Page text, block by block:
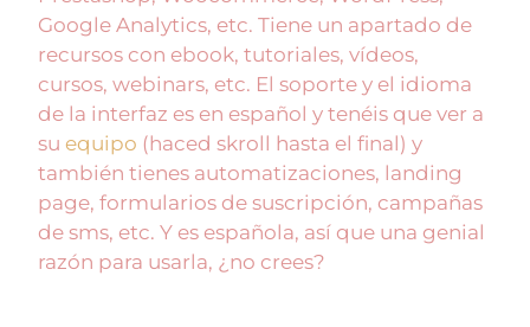
Google Analytics, etc. Tiene un apartado de
recursos con ebook, tutoriales, vídeos,
cursos, webinars, etc. El soporte y el idioma
de la interfaz es en español y tenéis que ver a
su equipo (haced skroll hasta el final) y
también tienes automatizaciones, landing
page, formularios de suscripción, campañas
de sms, etc. Y es española, así que una genial
razón para usarla, ¿no crees?